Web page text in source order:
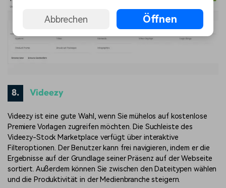
8. Videezy
Videezy ist eine gute Wahl, wenn Sie mühelos auf kostenlose
Premiere Vorlagen zugreifen möchten. Die Suchleiste des
Videezy-Stock Marketplace verfügt über interaktive
Filteroptionen. Der Benutzer kann frei navigieren, indem er die
Ergebnisse auf der Grundlage seiner Präsenz auf der Webseite
sortiert. Außerdem können Sie zwischen den Dateitypen wählen
und die Produktivität in der Medienbranche steigern.
Abbrechen Öffnen